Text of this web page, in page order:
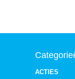
ACTIES